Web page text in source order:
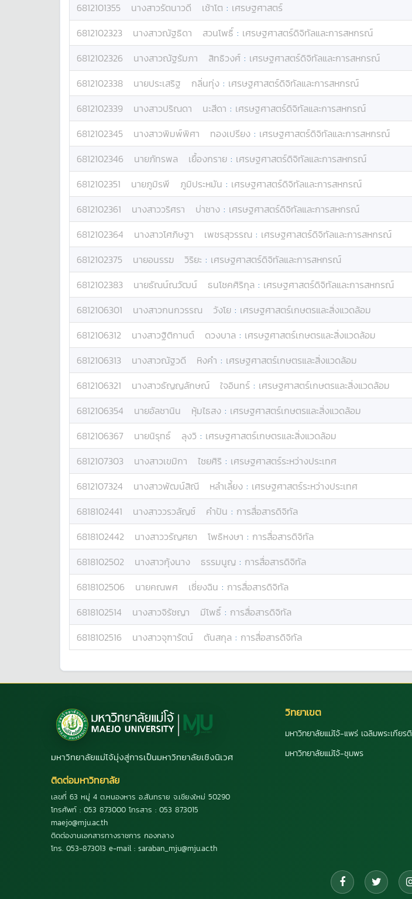
6812101355
นางสาวรัตนาวดี เช้าโต : เศรษฐศาสตร์
6812102323
นางสาวณัฐธิดา สวนโพธิ์ : เศรษฐศาสตร์ดิจิทัลและการสหกรณ์
6812102326
นางสาวณัฐรัมภา สิทธิวงศ์ : เศรษฐศาสตร์ดิจิทัลและการสหกรณ์
6812102338
นายประเสริฐ กลิ่นทุ่ง : เศรษฐศาสตร์ดิจิทัลและการสหกรณ์
6812102339
นางสาวปริณดา นะสีดา : เศรษฐศาสตร์ดิจิทัลและการสหกรณ์
6812102345
นางสาวพิมพ์พิศา ทองเปรียง : เศรษฐศาสตร์ดิจิทัลและการสหกรณ์
6812102346
นายภัทรพล เยื้องกราย : เศรษฐศาสตร์ดิจิทัลและการสหกรณ์
6812102351
นายภูมิรพี ภูมิประหมัน : เศรษฐศาสตร์ดิจิทัลและการสหกรณ์
6812102361
นางสาววริศรา บ่าชาง : เศรษฐศาสตร์ดิจิทัลและการสหกรณ์
6812102364
นางสาวโศภิษฐา เพชรสุวรรณ : เศรษฐศาสตร์ดิจิทัลและการสหกรณ์
6812102375
นายอนรรฆ วิริยะ : เศรษฐศาสตร์ดิจิทัลและการสหกรณ์
6812102383
นายธัณน์ณวัฒน์ ธนโชคศิริกุล : เศรษฐศาสตร์ดิจิทัลและการสหกรณ์
6812106301
นางสาวกนกวรรณ วังโย : เศรษฐศาสตร์เกษตรและสิ่งแวดล้อม
6812106312
นางสาวฐิติกานต์ ดวงบาล : เศรษฐศาสตร์เกษตรและสิ่งแวดล้อม
6812106313
นางสาวณัฐวดี หิงคำ : เศรษฐศาสตร์เกษตรและสิ่งแวดล้อม
6812106321
นางสาวธัญญลักษณ์ ใจอินทร์ : เศรษฐศาสตร์เกษตรและสิ่งแวดล้อม
6812106354
นายอัลชานิน หุ้มไธสง : เศรษฐศาสตร์เกษตรและสิ่งแวดล้อม
6812106367
นายนิรุทธ์ ลุงวิ : เศรษฐศาสตร์เกษตรและสิ่งแวดล้อม
6812107303
นางสาวเขมิกา ไชยศิริ : เศรษฐศาสตร์ระหว่างประเทศ
6812107324
นางสาวพัฒน์สิณี หลำเลี้ยง : เศรษฐศาสตร์ระหว่างประเทศ
6818102441
นางสาววรวลัญช์ คำปัน : การสื่อสารดิจิทัล
6818102442
นางสาววรัญศยา โพธิหงษา : การสื่อสารดิจิทัล
6818102502
นางสาวกุ้งนาง ธรรมนูญ : การสื่อสารดิจิทัล
6818102506
นายคณพศ เซี่ยงฉิน : การสื่อสารดิจิทัล
6818102514
นางสาวจิรัชญา มีโพธิ์ : การสื่อสารดิจิทัล
6818102516
นางสาวจุฑารัตน์ ตันสกุล : การสื่อสารดิจิทัล
มหาวิทยาลัยแม่โจ้มุ่งสู่การเป็นมหาวิทยาลัยเชิงนิเวศ
ติดต่อมหาวิทยาลัย
เลขที่ 63 หมู่ 4 ต.หนองหาร อ.สันทราย จ.เชียงใหม่ 50290
โทรศัพท์ : 053 873000 โทรสาร : 053 873015
maejo@mju.ac.th
ติดต่องานเอกสารทางราชการ กองกลาง
โทร. 053-873013 e-mail : saraban_mju@mju.ac.th
วิทยาเขต
มหาวิทยาลัยแม่โจ้-แพร่ เฉลิมพระเกียรติ
มหาวิทยาลัยแม่โจ้-ชุมพร